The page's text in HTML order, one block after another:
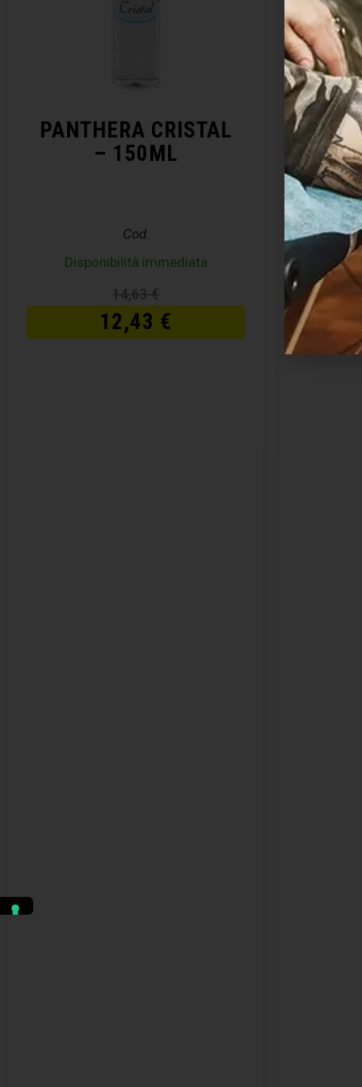
PANTHERA CRISTAL
– 150ML
Cod.
Disponibilità immediata
14,63€
12,43 €